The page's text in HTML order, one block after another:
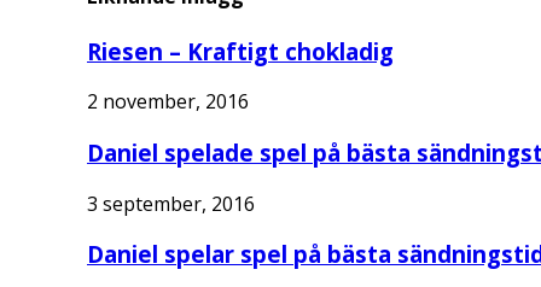
Riesen – Kraftigt chokladig
2 november, 2016
Daniel spelade spel på bästa
3 september, 2016
Daniel spelar spel på bästa